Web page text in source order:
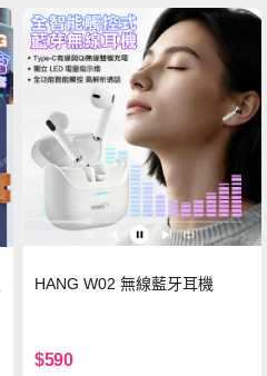
HANG W02 無線藍牙耳機
$590